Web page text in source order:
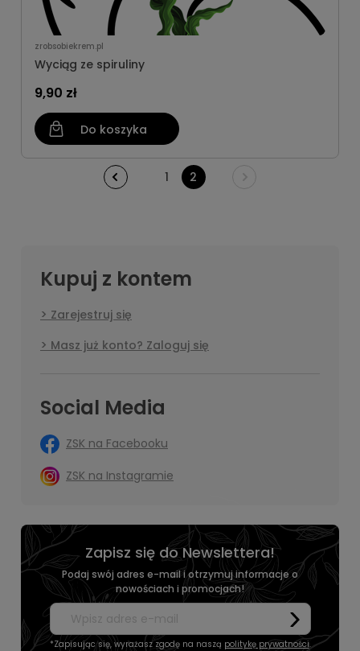
zrobsobiekrem.pl
Wyciąg ze spiruliny
9,90 zł
Do koszyka
1 2
Kupuj z kontem
Zarejestruj się
Masz już konto? Zaloguj się
Social Media
ZSK na Facebooku
ZSK na Instagramie
Zapisz się do Newslettera!
Podaj swój adres e-mail i otrzymuj informacje o
nowościach i promocjach!
*Zapisując się, wyrażasz zgodę na naszą politykę prywatności.